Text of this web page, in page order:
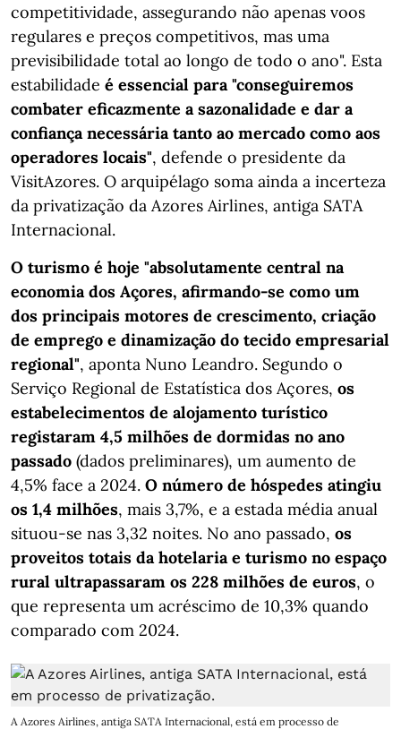
competitividade, assegurando não apenas voos
regulares e preços competitivos, mas uma
previsibilidade total ao longo de todo o ano". Esta
estabilidade é essencial para "conseguiremos
combater eficazmente a sazonalidade e dar a
confiança necessária tanto ao mercado como aos
operadores locais", defende o presidente da
VisitAzores. O arquipélago soma ainda a incerteza
da privatização da Azores Airlines, antiga SATA
Internacional.
O turismo é hoje "absolutamente central na
economia dos Açores, afirmando-se como um
dos principais motores de crescimento, criação
de emprego e dinamização do tecido empresarial
regional", aponta Nuno Leandro. Segundo o
Serviço Regional de Estatística dos Açores, os
estabelecimentos de alojamento turístico
registaram 4,5 milhões de dormidas no ano
passado (dados preliminares), um aumento de
4,5% face a 2024. O número de hóspedes atingiu
os 1,4 milhões, mais 3,7%, e a estada média anual
situou-se nas 3,32 noites. No ano passado, os
proveitos totais da hotelaria e turismo no espaço
rural ultrapassaram os 228 milhões de euros, o
que representa um acréscimo de 10,3% quando
comparado com 2024.
A Azores Airlines, antiga SATA Internacional, está em processo de